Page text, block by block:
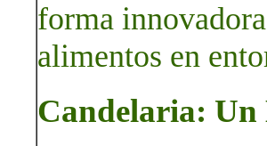
forma
alimentos en
Candelaria: